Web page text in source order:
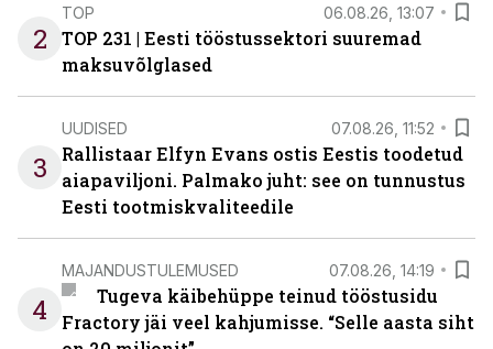
2
TOP 06.08.26, 13:07
TOP 231 | Eesti tööstussektori suuremad
maksuvõlglased
3
UUDISED 07.08.26, 11:52
Rallistaar Elfyn Evans ostis Eestis toodetud
aiapaviljoni. Palmako juht: see on tunnustus
Eesti tootmiskvaliteedile
4
MAJANDUSTULEMUSED 07.08.26, 14:19
Tugeva käibehüppe teinud tööstusidu
Fractory jäi veel kahjumisse. “Selle aasta siht